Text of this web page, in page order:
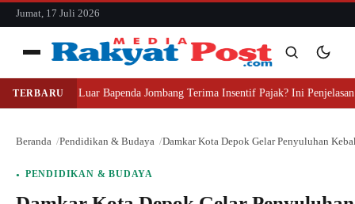
konten
Jumat, 17 Juli 2026
Menu
Cari
Cari
TERBARU
Pihak Luar Bapenda Jombang Terima Insentif Pajak? Ini Penjelasan
Beranda Pendidikan & Budaya Damkar Kota Depok Gelar Penyuluhan
PENDIDIKAN & BUDAYA